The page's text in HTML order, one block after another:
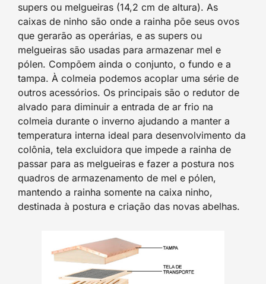
supers ou melgueiras (14,2 cm de altura). As
caixas de ninho são onde a rainha põe seus ovos
que gerarão as operárias, e as supers ou
melgueiras são usadas para armazenar mel e
pólen. Compõem ainda o conjunto, o fundo e a
tampa. À colmeia podemos acoplar uma série de
outros acessórios. Os principais são o redutor de
alvado para diminuir a entrada de ar frio na
colmeia durante o inverno ajudando a manter a
temperatura interna ideal para desenvolvimento da
colônia, tela excluidora que impede a rainha de
passar para as melgueiras e fazer a postura nos
quadros de armazenamento de mel e pólen,
mantendo a rainha somente na caixa ninho,
destinada à postura e criação das novas abelhas.